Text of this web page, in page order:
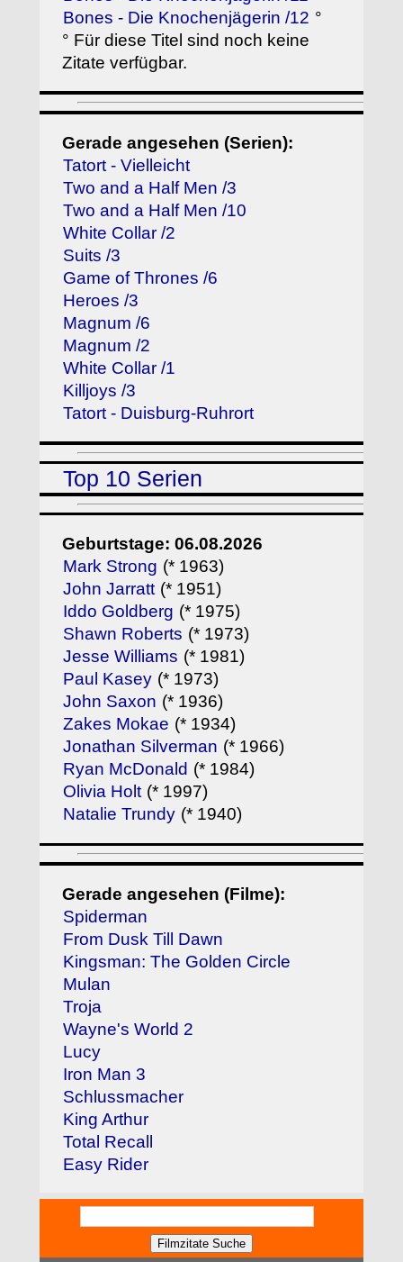
Bones - Die Knochenjägerin /12 °
° Für diese Titel sind noch keine
Zitate verfügbar.
Gerade angesehen (Serien):
Tatort - Vielleicht
Two and a Half Men /3
Two and a Half Men /10
White Collar /2
Suits /3
Game of Thrones /6
Heroes /3
Magnum /6
Magnum /2
White Collar /1
Killjoys /3
Tatort - Duisburg-Ruhrort
Top 10 Serien
Geburtstage: 06.08.2026
Mark Strong (* 1963)
John Jarratt (* 1951)
Iddo Goldberg (* 1975)
Shawn Roberts (* 1973)
Jesse Williams (* 1981)
Paul Kasey (* 1973)
John Saxon (* 1936)
Zakes Mokae (* 1934)
Jonathan Silverman (* 1966)
Ryan McDonald (* 1984)
Olivia Holt (* 1997)
Natalie Trundy (* 1940)
Gerade angesehen (Filme):
Spiderman
From Dusk Till Dawn
Kingsman: The Golden Circle
Mulan
Troja
Wayne's World 2
Lucy
Iron Man 3
Schlussmacher
King Arthur
Total Recall
Easy Rider